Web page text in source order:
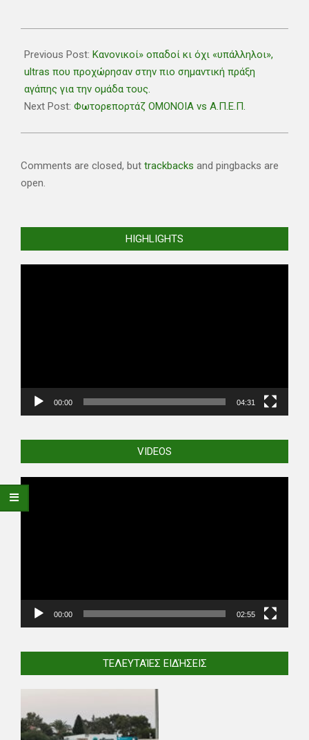
05-
26
Previous Post: Κανονικοί» οπαδοί κι όχι «υπάλληλοι»,
ultras που προχώρησαν στην πιο σημαντική πράξη
αγάπης για την ομάδα τους.
Next Post: Φωτορεπορτάζ ΟΜΟΝΟΙΑ vs Α.Π.Ε.Π.
Comments are closed, but trackbacks and pingbacks are
open.
HIGHLIGHTS
00:00 04:31
VIDEOS
Video
00:00 02:55
ΤΕΛΕΥΤΑΊΕΣ ΕΙΔΉΣΕΙΣ